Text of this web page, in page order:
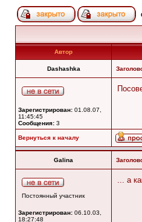
Автор
Dashashka
Зарегистрирован: 01.08.07,
11:45:45
Сообщения: 3
Вернуться к началу
Galina
Постоянный участник
Зарегистрирован: 06.10.03,
18:27:48
... а